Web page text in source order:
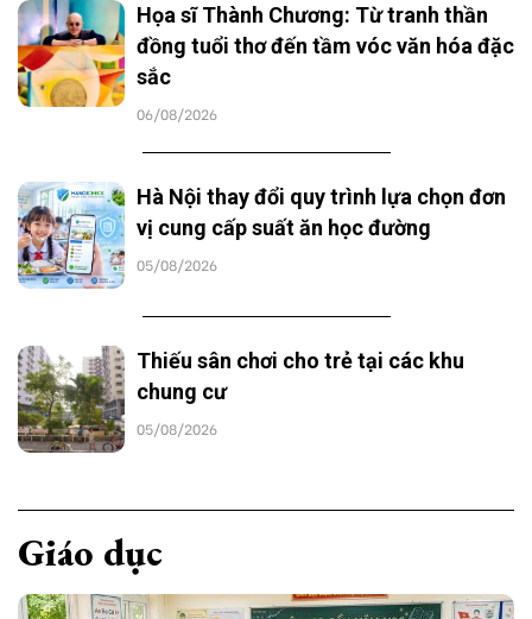
Họa sĩ Thành Chương: Từ tranh thần
đồng tuổi thơ đến tầm vóc văn hóa đặc
sắc
06/08/2026
Hà Nội thay đổi quy trình lựa chọn đơn
vị cung cấp suất ăn học đường
05/08/2026
Thiếu sân chơi cho trẻ tại các khu
chung cư
05/08/2026
Giáo dục